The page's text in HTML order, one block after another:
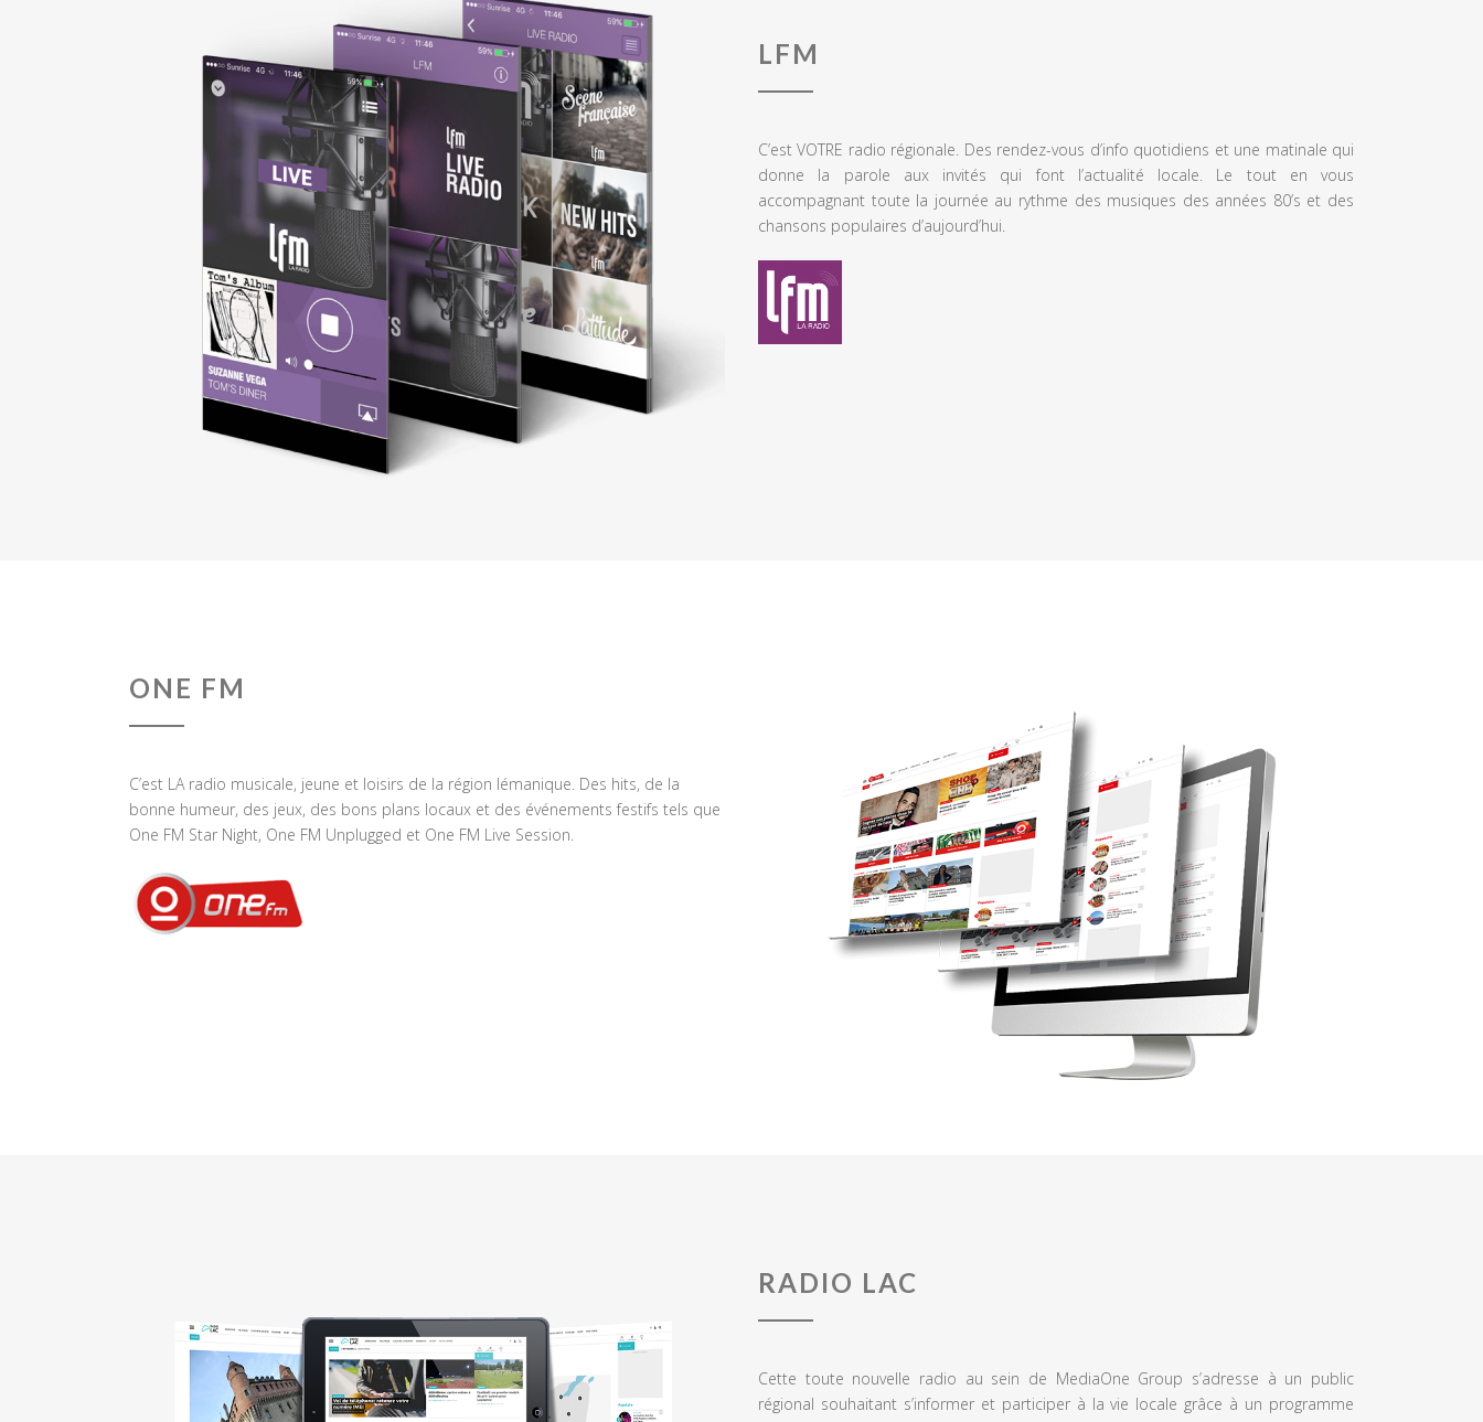
LFM
C’est VOTRE radio régionale. Des rendez-vous d’info quotidiens et une matinale qui
donne la parole aux invités qui font l’actualité locale. Le tout en vous
accompagnant toute la journée au rythme des musiques des années 80’s et des
chansons populaires d’aujourd’hui.
ONE FM
C’est LA radio musicale, jeune et loisirs de la région lémanique. Des hits, de la
bonne humeur, des jeux, des bons plans locaux et des événements festifs tels que
One FM Star Night, One FM Unplugged et One FM Live Session.
RADIO LAC
Cette toute nouvelle radio au sein de MediaOne Group s’adresse à un public
régional souhaitant s’informer et participer à la vie locale grâce à un programme